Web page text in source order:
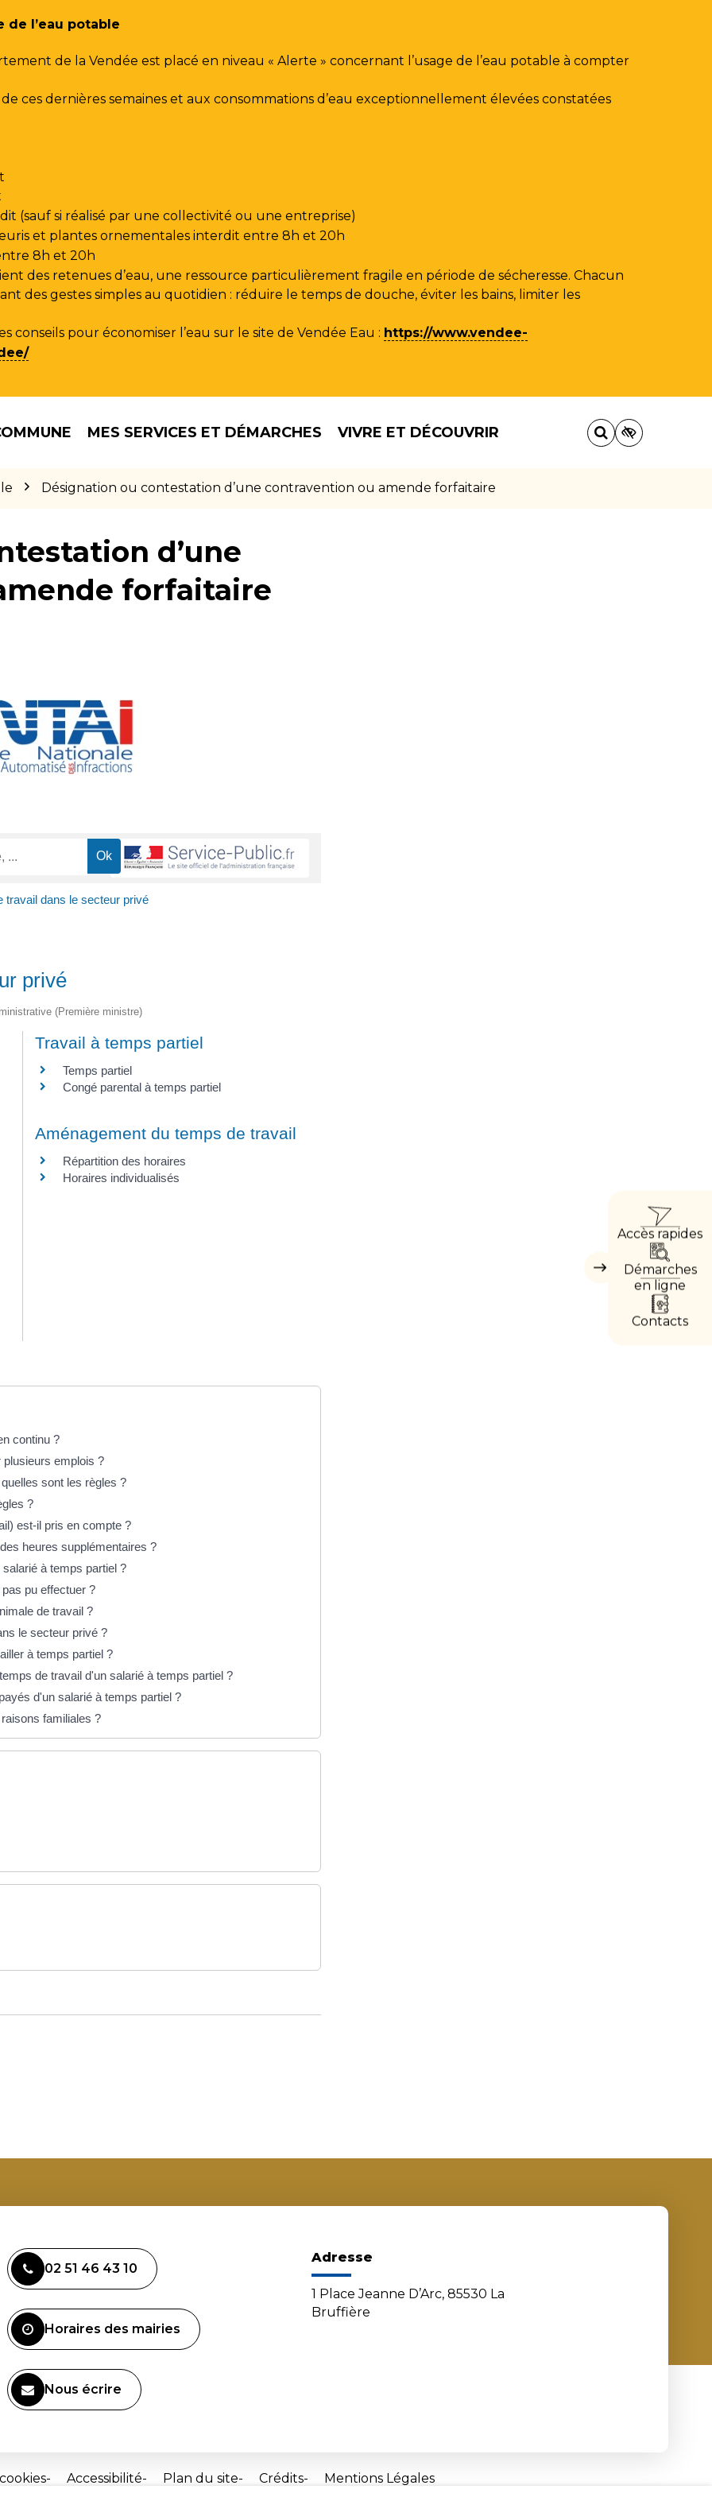
de l’eau potable
de la Vendée est placé en niveau « Alerte » concernant l’usage de l’eau potable à compter
ces dernières semaines et aux consommations d’eau exceptionnellement élevées constatées
(sauf si réalisé par une collectivité ou une entreprise)
et plantes ornementales interdit entre 8h et 20h
8h et 20h
des retenues d’eau, une ressource particulièrement fragile en période de sécheresse. Chacun
des gestes simples au quotidien : réduire le temps de douche, éviter les bains, limiter les
conseils pour économiser l’eau sur le site de Vendée Eau : https://www.vendee-
MES SERVICES ET DÉMARCHES VIVRE ET DÉCOUVRIR
Désignation ou contestation d’une contravention ou amende forfaitaire
Masquer
Accès rapides
Démarches
en ligne
Contacts
d’une
forfaitaire
travail dans le secteur privé
privé
(Première ministre)
Travail à temps partiel
Temps partiel
Congé parental à temps partiel
Aménagement du temps de travail
Répartition des horaires
Horaires individualisés
continu ?
plusieurs emplois ?
sont les règles ?
?
est-il pris en compte ?
heures supplémentaires ?
à temps partiel ?
pu effectuer ?
de travail ?
le secteur privé ?
à temps partiel ?
de travail d'un salarié à temps partiel ?
d'un salarié à temps partiel ?
familiales ?
02 51 46 43 10
Horaires des mairies
Nous écrire
Adresse
1 Place Jeanne D’Arc, 85530 La
Bruffière
Accessibilité Plan du site Crédits Mentions Légales